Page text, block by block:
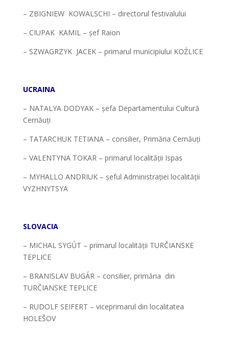
– ZBIGNIEW KOWALSCHI – directorul festivalului
– CIUPAK KAMIL – șef Raion
– SZWAGRZYK JACEK – primarul municipiului KOŹLICE
UCRAINA
– NATALYA DODYAK – șefa Departamentului Cultură
Cernăuți
– TATARCHUK TETIANA – consilier, Primăria Cernăuți
– VALENTYNA TOKAR – primarul localității Ispas
– MYHALLO ANDRIUK – șeful Administrației localității
VYZHNYTSYA
SLOVACIA
– MICHAL SYGỦT – primarul localității TURČIANSKE
TEPLICE
– BRANISLAV BUGÁR – consilier, primăria din
TURČIANSKE TEPLICE
– RUDOLF SEIFERT – viceprimarul din localitatea
HOLEŠOV